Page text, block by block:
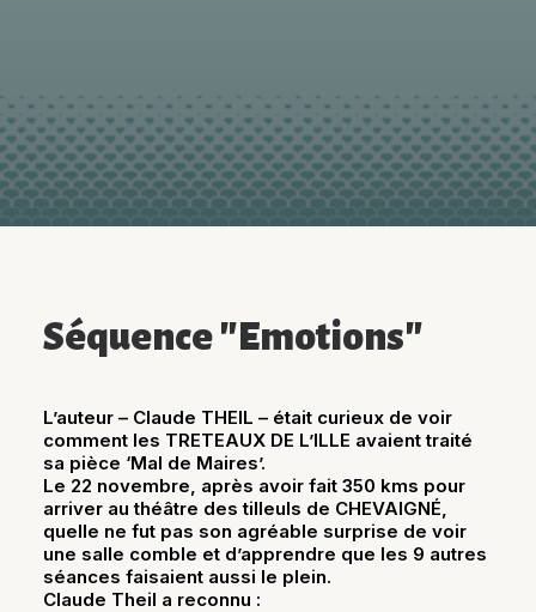
Séquence "Emotions"
L’auteur – Claude THEIL – était curieux de voir
comment les TRETEAUX DE L’ILLE avaient traité
sa pièce ‘Mal de Maires’.
Le 22 novembre, après avoir fait 350 kms pour
arriver au théâtre des tilleuls de CHEVAIGNÉ,
quelle ne fut pas son agréable surprise de voir
une salle comble et d’apprendre que les 9 autres
séances faisaient aussi le plein.
Claude Theil a reconnu :